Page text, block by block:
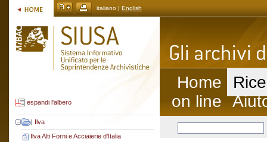
italiano | English
espandi l'albero
| Ilva
Ilva Alti Forni e Acciaierie d’Italia
Home
on line